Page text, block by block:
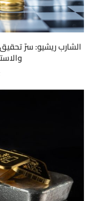
الشارب ريشيو: سرّ